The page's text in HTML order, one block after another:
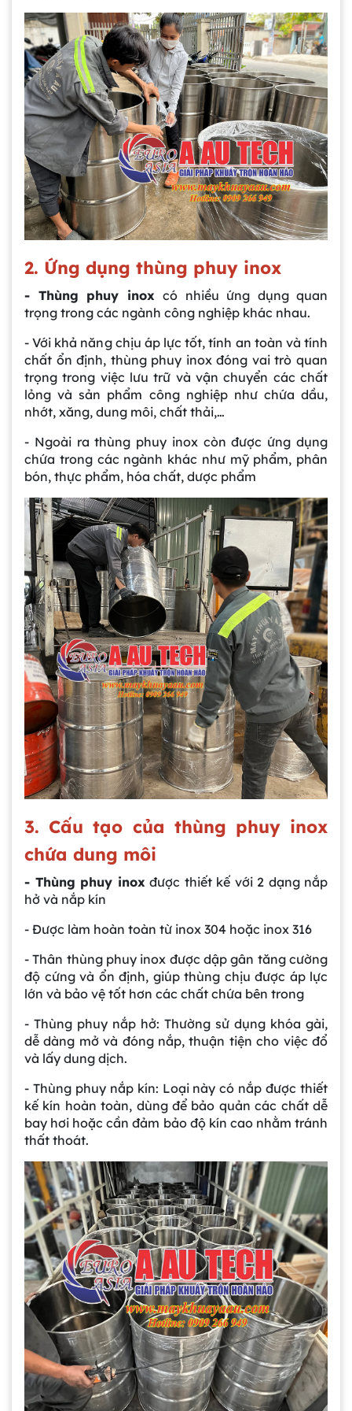
2. Ứng dụng thùng phuy inox
- Thùng phuy inox có nhiều ứng dụng quan
trọng trong các ngành công nghiệp khác nhau.
- Với khả năng chịu áp lực tốt, tính an toàn và tính
chất ổn định, thùng phuy inox đóng vai trò quan
trọng trong việc lưu trữ và vận chuyển các chất
lỏng và sản phẩm công nghiệp như chứa dầu,
nhớt, xăng, dung môi, chất thải,…
- Ngoài ra thùng phuy inox còn được ứng dụng
chứa trong các ngành khác như mỹ phẩm, phân
bón, thực phẩm, hóa chất, dược phẩm
3. Cấu tạo của thùng phuy inox
chứa dung môi
- Thùng phuy inoxđược thiết kế với 2 dạng nắp
hở và nắp kín
- Được làm hoàn toàn từ inox 304 hoặc inox 316
- Thân thùng phuy inox được dập gân tăng cường
độ cứng và ổn định, giúp thùng chịu được áp lực
lớn và bảo vệ tốt hơn các chất chứa bên trong
- Thùng phuy nắp hở: Thường sử dụng khóa gài,
dễ dàng mở và đóng nắp, thuận tiện cho việc đổ
và lấy dung dịch.
- Thùng phuy nắp kín: Loại này có nắp được thiết
kế kín hoàn toàn, dùng để bảo quản các chất dễ
bay hơi hoặc cần đảm bảo độ kín cao nhằm tránh
thất thoát.